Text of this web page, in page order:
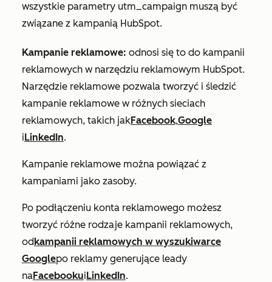
wszystkie parametry utm_campaign muszą być
związane z kampanią HubSpot.
Kampanie reklamowe: odnosi się to do kampanii
reklamowych w narzędziu reklamowym HubSpot.
Narzędzie reklamowe pozwala tworzyć i śledzić
kampanie reklamowe w różnych sieciach
reklamowych, takich jakFacebook,Google
iLinkedIn.
Kampanie reklamowe można powiązać z
kampaniami jako zasoby.
Po podłączeniu konta reklamowego możesz
tworzyć różne rodzaje kampanii reklamowych,
odkampanii reklamowych w wyszukiwarce
Googlepo reklamy generujące leady
naFacebookuiLinkedIn.